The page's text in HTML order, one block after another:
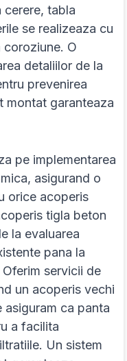
tabla
se realizeaza cu
coroziune. O
detaliilor de la
prevenirea
montat garanteaza
pe implementarea
asigurand o
orice acoperis
tigla beton
la evaluarea
pana la
servicii de
un acoperis vechi
asiguram ca panta
a facilita
Un sistem